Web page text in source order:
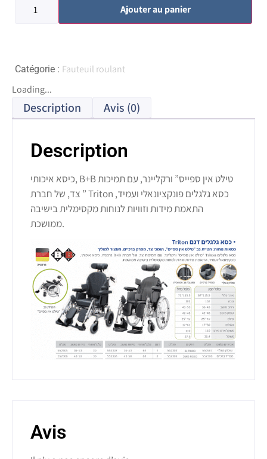
Ajouter au panier
Catégorie : Fauteuil roulant
Loading...
Description Avis (0)
Description
כיסא איכותי, B+B טילט אין ספייס” ורקליינר, עם תמיכות
צד, של חברת ” Triton כסא גלגלים פונקציונאלי ועמיד,
התאמת מידות וזוויות לנוחות מקסימלית בישיבה
ממושכת.
Avis